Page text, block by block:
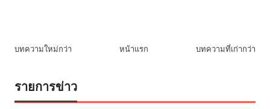
บทความใหม่กว่า บทความที่เก่ากว่า
หน้าแรก
รายการข่าว